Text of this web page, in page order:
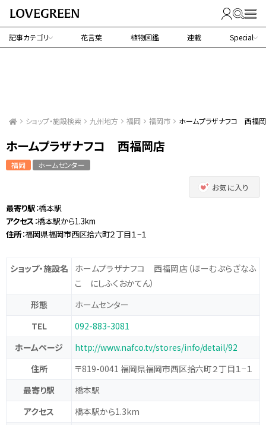
記事カテゴリ 花言葉 植物図鑑 連載 Special
ショップ・施設検索 九州地方 福岡 福岡市 ホームプラザナフコ 西福
ホームプラザナフコ 西福岡店
福岡 ホームセンター
お気に入り
最寄り駅：橋本駅
アクセス ：橋本駅から1.3km
住所：福岡県福岡市西区拾六町２丁目１−１
ショップ・施設名 ホームプラザナフコ 西福岡店 （ほーむぷらざなふ
こ にしふくおかてん）
形態
ホームセンター
TEL
092-883-3081
ホームページ
http://www.nafco.tv/stores/info/detail/92
住所
〒819-0041 福岡県福岡市西区拾六町２丁目１−１
最寄り駅
橋本駅
アクセス
橋本駅から1.3km